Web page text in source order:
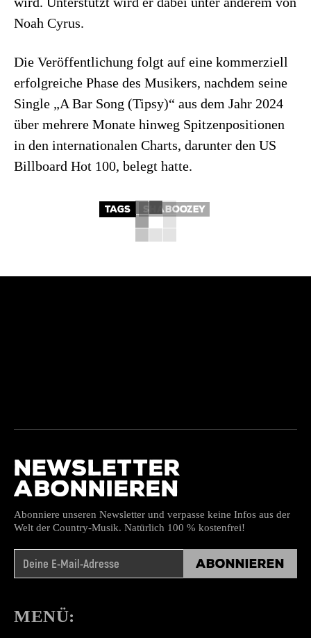
Noah Cyrus.
Die Veröffentlichung folgt auf eine kommerziell
erfolgreiche Phase des Musikers, nachdem seine
Single „A Bar Song (Tipsy)“ aus dem Jahr 2024
über mehrere Monate hinweg Spitzenpositionen
in den internationalen Charts, darunter den US
Billboard Hot 100, belegt hatte.
TAGS SHABOOZEY
NEWSLETTER
ABONNIEREN
Abonniere unseren Newsletter und verpasse keine Infos aus der
Welt der Country-Musik. Natürlich 100 % kostenfrei!
Abonnieren
MENÜ: